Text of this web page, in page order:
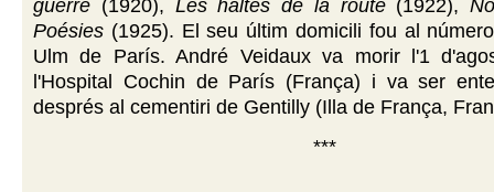
guerre (1920), Les haltes de la route(1922),
Poésies (1925). El seu últim domicili fou al
Ulm de París. André Veidaux va morir l'1
l'Hospital Cochin de París (França) i va ser
després al cementiri de Gentilly (Illa de França,
***